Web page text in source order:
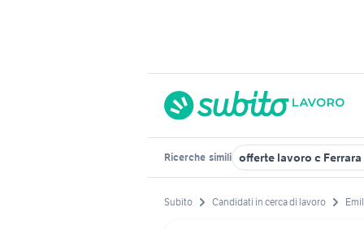
Ricerche simili offerte lavoro c
Subito Candidati in cerca di lavoro